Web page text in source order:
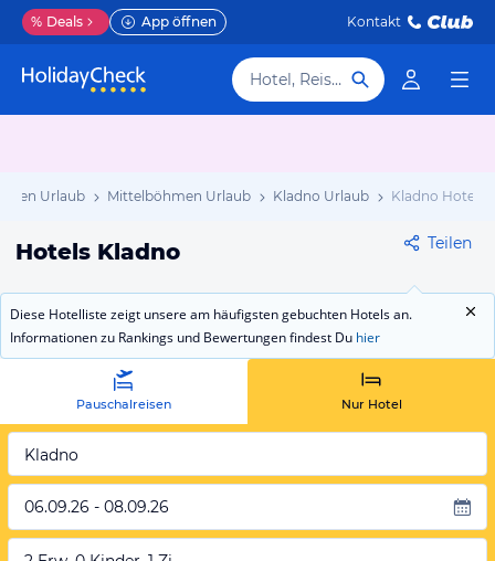
% Deals App öffnen Kontakt
Hotel, Reiseziel
Urlaub Mittelböhmen Urlaub Kladno Urlaub Kladno Hotels
Hotels Kladno Teilen
Diese Hotelliste zeigt unsere am häufigsten gebuchten Hotels an.
Informationen zu Rankings und Bewertungen findest Du hier
Pauschalreisen Nur Hotel
Kladno
06.09.26 - 08.09.26